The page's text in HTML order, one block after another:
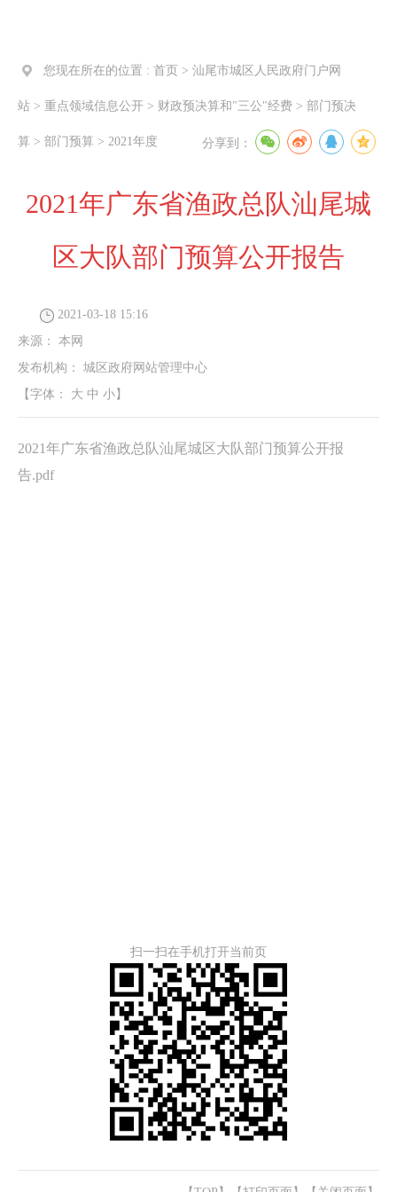
您现在所在的位置 : 首页 > 汕尾市城区人民政府门户网
站 > 重点领域信息公开 > 财政预决算和"三公"经费 > 部门预决
算 > 部门预算 > 2021年度 分享到：
2021年广东省渔政总队汕尾城
区大队部门预算公开报告
2021-03-18 15:16
来源： 本网
发布机构： 城区政府网站管理中心
【字体： 大 中 小 】
2021年广东省渔政总队汕尾城区大队部门预算公开报
告.pdf
扫一扫在手机打开当前页